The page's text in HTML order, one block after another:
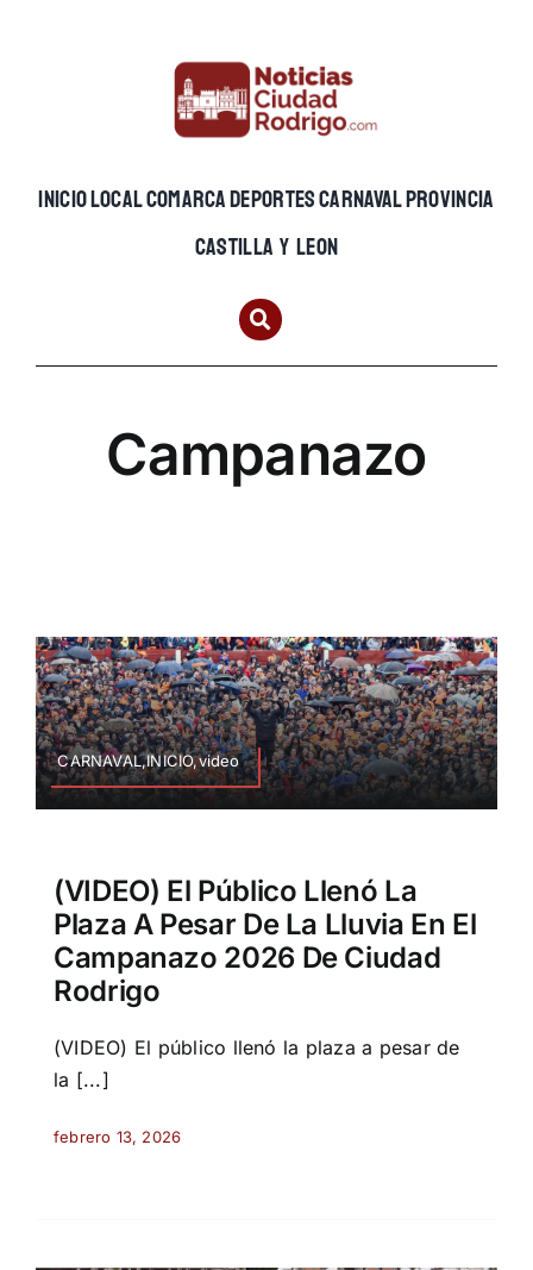
INICIOLOCALCOMARCADEPORTESCARNAVALPROVINCIA
CASTILLA Y LEON
Campanazo
CARNAVAL,INICIO,video
(VIDEO) El Público Llenó La
Plaza A Pesar De La Lluvia En El
Campanazo 2026 De Ciudad
Rodrigo
(VIDEO) El público llenó la plaza a pesar de
la [...]
febrero 13, 2026